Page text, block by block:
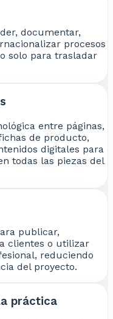
documentar,
procesos
solo para trasladar
entre páginas,
de producto,
digitales para
todas las piezas del
publicar,
clientes o utilizar
reduciendo
del proyecto.
práctica